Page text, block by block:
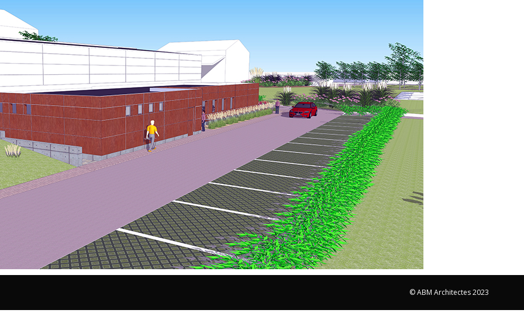
© ABM Architectes 2023